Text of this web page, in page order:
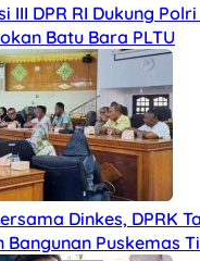
III DPR RI Dukung
Batu Bara PLTU
Dinkes, DPRK
Bangunan Puskemas